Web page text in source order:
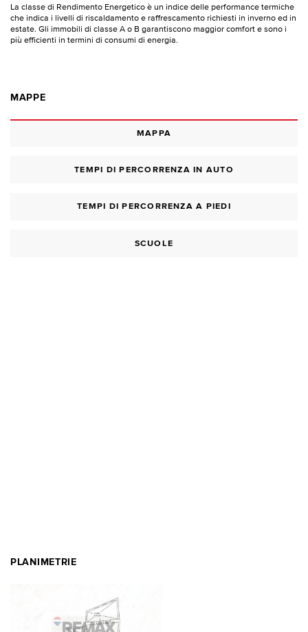
La classe di Rendimento Energetico è un indice delle performance termiche
che indica i livelli di riscaldamento e raffrescamento richiesti in inverno ed in
estate. Gli immobili di classe A o B garantiscono maggior comfort e sono i
più efficienti in termini di consumi di energia.
MAPPE
MAPPA
TEMPI DI PERCORRENZA IN AUTO
TEMPI DI PERCORRENZA A PIEDI
SCUOLE
PLANIMETRIE